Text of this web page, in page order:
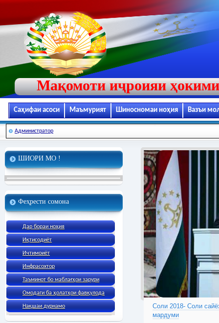
Мақомоти иҷроияи
Саҳифаи асоси Маъмурият Шиносномаи ноҳия Вазъи
Администратор
ШИОРИ МО !
Феҳрести сомона
Дар бораи ноҳия
Иқтисодиёт
Ичтимоиёт
Инфрасохтор
Таъминот бо маблағҳои зарури
Омодаги ба ҳолатҳои фавқулода
Нақшаи дурнамо
Соли 2018- Соли
мардуми